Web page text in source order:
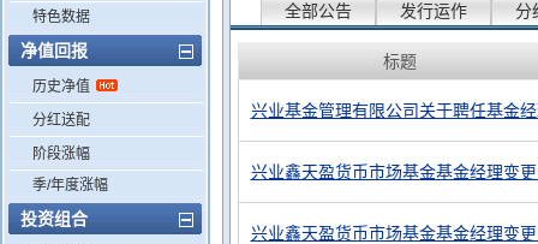
特色数据
净值回报
历史净值
分红送配
阶段涨幅
季/年度涨幅
投资组合
全部公告 发行运作 分
标题
兴业基金管理有限公司关于聘任基金
兴业鑫天盈货币市场基金基金经理变
兴业鑫天盈货币市场基金基金经理变